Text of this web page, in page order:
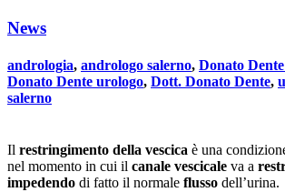
News
andrologia, andrologo salerno, Donato
Donato Dente urologo, Dott. Donato Dente,
salerno
Il restringimento della vescica è una
nel momento in cui il canale vescicale va a
impedendo di fatto il normale flusso dell’urina.